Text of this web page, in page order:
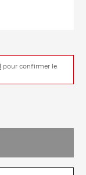
pour confirmer le